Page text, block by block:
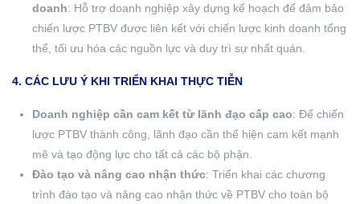
doanh: Hỗ trợ doanh nghiệp xây dựng kế hoạch để đảm bảo
chiến lược PTBV được liên kết với chiến lược kinh doanh tổng
thể, tối ưu hóa các nguồn lực và duy trì sự nhất quán.
4. CÁC LƯU Ý KHI TRIỂN KHAI THỰC TIỄN
Doanh nghiệp cần cam kết từ lãnh đạo cấp cao: Để chiến
lược PTBV thành công, lãnh đạo cần thể hiện cam kết mạnh
mẽ và tạo động lực cho tất cả các bộ phận.
Đào tạo và nâng cao nhận thức: Triển khai các chương
trình đào tạo và nâng cao nhận thức về PTBV cho toàn bộ